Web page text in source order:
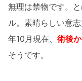
無理は禁物です。
ル。素晴らしい意
年10月現在、 術後
そうです。